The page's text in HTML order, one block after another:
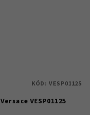
Versace VESP01125
KÓD: VESP01125